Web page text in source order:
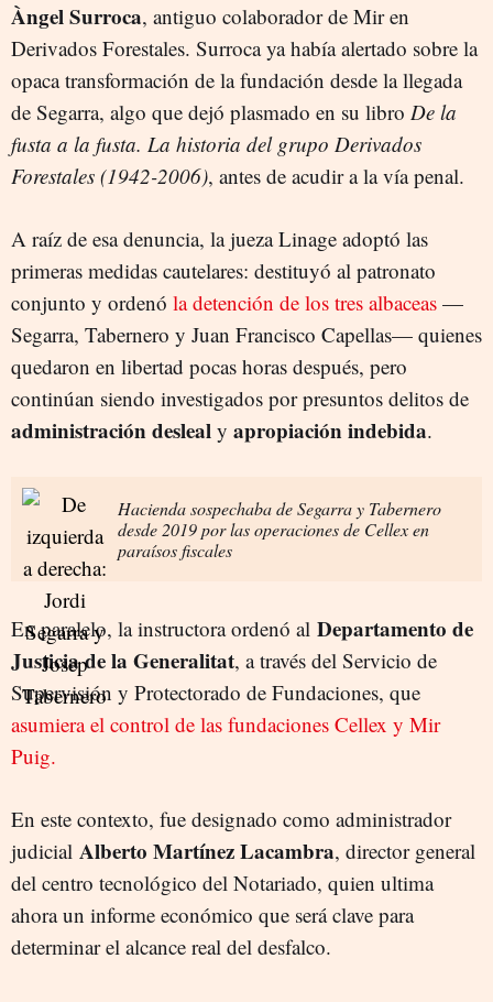
Àngel Surroca, antiguo colaborador de Mir en
Derivados Forestales. Surroca ya había alertado sobre la
opaca transformación de la fundación desde la llegada
de Segarra, algo que dejó plasmado en su libro De la
fusta a la fusta. La historia del grupo Derivados
Forestales (1942-2006), antes de acudir a la vía penal.
A raíz de esa denuncia, la jueza Linage adoptó las
primeras medidas cautelares: destituyó al patronato
conjunto y ordenó la detención de los tres albaceas —
Segarra, Tabernero y Juan Francisco Capellas— quienes
quedaron en libertad pocas horas después, pero
continúan siendo investigados por presuntos delitos de
administración desleal y apropiación indebida.
Hacienda sospechaba de Segarra y Tabernero
desde 2019 por las operaciones de Cellex en
paraísos fiscales
En paralelo, la instructora ordenó al Departamento de
Justicia de la Generalitat, a través del Servicio de
Supervisión y Protectorado de Fundaciones, que
asumiera el control de las fundaciones Cellex y Mir
Puig.
En este contexto, fue designado como administrador
judicial Alberto Martínez Lacambra, director general
del centro tecnológico del Notariado, quien ultima
ahora un informe económico que será clave para
determinar el alcance real del desfalco.